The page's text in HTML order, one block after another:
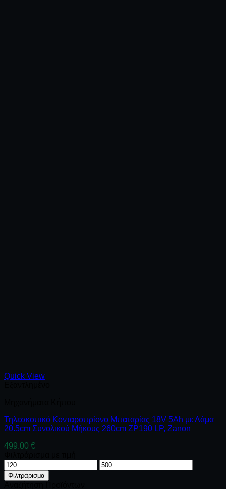
Quick View
Τηλεσκοπικό Κονταροπρίονο Μπαταρίας 18V 5Ah με Λάμα
20.5cm Συνολικού Μήκους 260cm ZP190 LP, Zanon
499.00 €
Ελάχιστη
τιμή
Μέγιστη
τιμή
Φιλτράρισμα